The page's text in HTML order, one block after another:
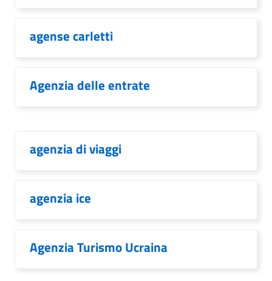
agense carletti
Agenzia delle entrate
agenzia di viaggi
agenzia ice
Agenzia Turismo Ucraina